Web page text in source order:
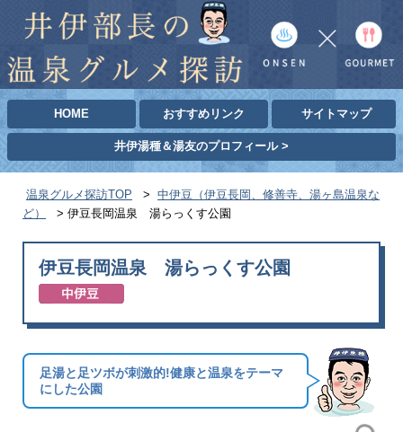
HOME おすすめリンク サイトマップ
井伊湯種＆湯友のプロフィール >
温泉グルメ探訪TOP >
中伊豆（伊豆長岡、修善寺、湯ヶ島温泉な
ど）
> 伊豆長岡温泉 湯らっくす公園
伊豆長岡温泉 湯らっくす公園
足湯と足ツボが刺激的!健康と温泉をテーマ
にした公園